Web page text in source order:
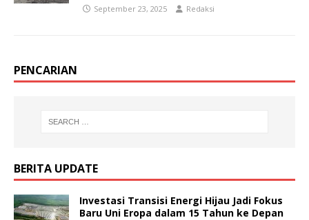
September 23, 2025 Redaksi
PENCARIAN
BERITA UPDATE
Investasi Transisi Energi Hijau Jadi Fokus
Baru Uni Eropa dalam 15 Tahun ke Depan